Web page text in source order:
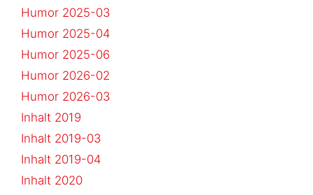
Humor 2025-03
Humor 2025-04
Humor 2025-06
Humor 2026-02
Humor 2026-03
Inhalt 2019
Inhalt 2019-03
Inhalt 2019-04
Inhalt 2020